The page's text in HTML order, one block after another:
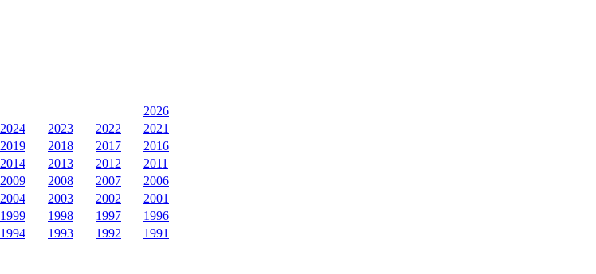
2026
2024 2023 2022
2021
2019 2018 2017
2016
2014 2013 2012
2011
2009 2008 2007
2006
2004 2003 2002
2001
1999 1998 1997
1996
1994 1993 1992 1991